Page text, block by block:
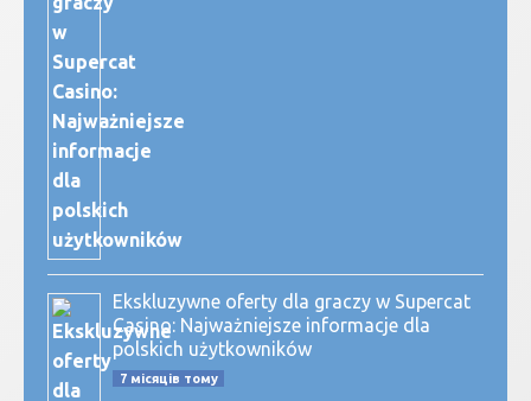
Ekskluzywne oferty dla graczy w Supercat
Casino: Najważniejsze informacje dla
polskich użytkowników
7 місяців тому